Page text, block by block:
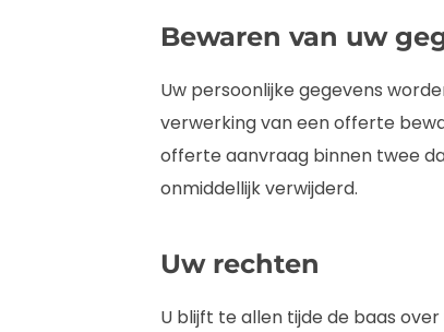
Bewaren van uw
Uw persoonlijke gegevens
verwerking van een offerte
offerte aanvraag binnen twee
onmiddellijk verwijderd.
Uw rechten
U blijft te allen tijde de baas